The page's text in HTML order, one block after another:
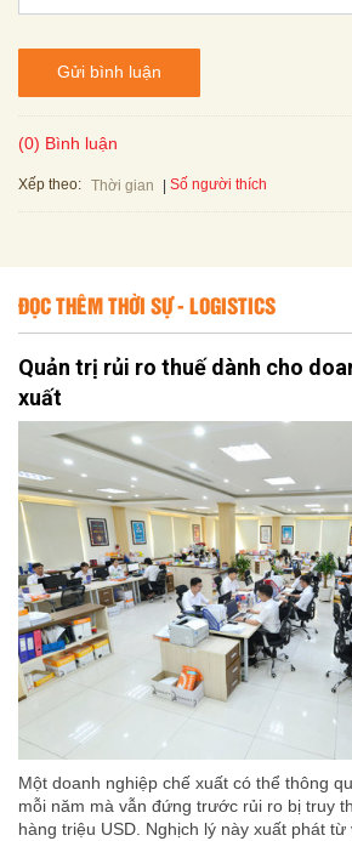
Gửi bình luận
(0) Bình luận
Xếp theo: Thời gian Số người thích
ĐỌC THÊM THỜI SỰ - LOGISTICS
Quản trị rủi ro thuế dành cho
xuất
Một doanh nghiệp chế xuất có thể thông
mỗi năm mà vẫn đứng trước rủi ro bị truy
hàng triệu USD. Nghịch lý này xuất phát